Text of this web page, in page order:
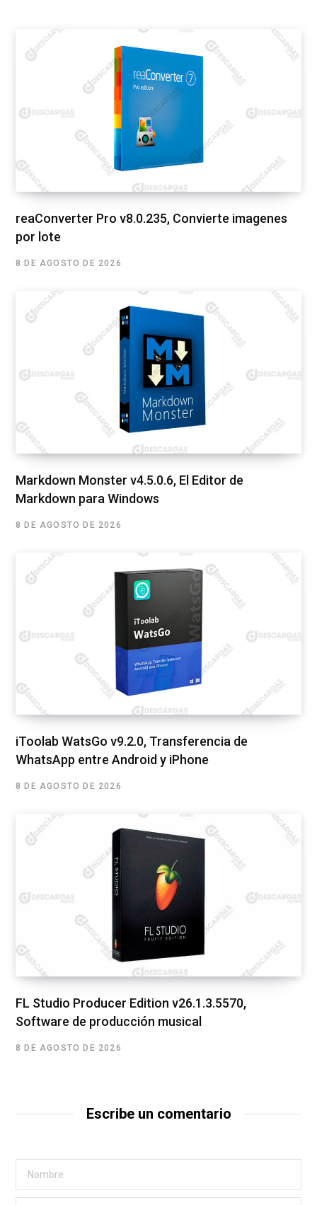
reaConverter Pro v8.0.235, Convierte imagenes
por lote
8 DE AGOSTO DE 2026
Markdown Monster v4.5.0.6, El Editor de
Markdown para Windows
8 DE AGOSTO DE 2026
iToolab WatsGo v9.2.0, Transferencia de
WhatsApp entre Android y iPhone
8 DE AGOSTO DE 2026
FL Studio Producer Edition v26.1.3.5570,
Software de producción musical
8 DE AGOSTO DE 2026
Escribe un comentario